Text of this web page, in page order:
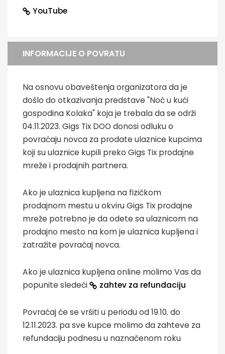
YouTube
INFORMACIJE O POVRATU
Na osnovu obaveštenja organizatora da je
došlo do otkazivanja predstave "Noć u kući
gospodina Kolaka" koja je trebala da se održi
04.11.2023. Gigs Tix DOO donosi odluku o
povraćaju novca za prodate ulaznice kupcima
koji su ulaznice kupili preko Gigs Tix prodajne
mreže i prodajnih partnera.
Ako je ulaznica kupljena na fizičkom
prodajnom mestu u okviru Gigs Tix prodajne
mreže potrebno je da odete sa ulaznicom na
prodajno mesto na kom je ulaznica kupljena i
zatražite povraćaj novca.
Ako je ulaznica kupljena online molimo Vas da
popunite sledeći
zahtev za refundaciju
Povraćaj će se vršiti u periodu od 19.10. do
12.11.2023. pa sve kupce molimo da zahteve za
refundaciju podnesu u naznačenom roku